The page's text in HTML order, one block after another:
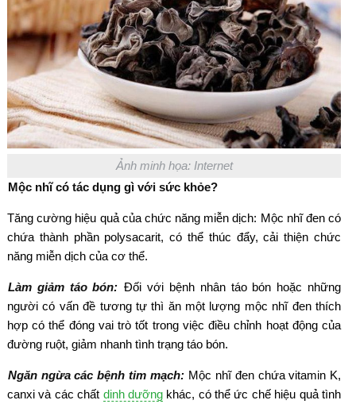
Ảnh minh họa: Internet
Mộc nhĩ có tác dụng gì với sức khỏe?
Tăng cường hiệu quả của chức năng miễn dịch: Mộc nhĩ đen có
chứa thành phần polysacarit, có thể thúc đẩy, cải thiện chức
năng miễn dịch của cơ thể.
Làm giảm táo bón: Đối với bệnh nhân táo bón hoặc những
người có vấn đề tương tự thì ăn một lượng mộc nhĩ đen thích
hợp có thể đóng vai trò tốt trong việc điều chỉnh hoạt động của
đường ruột, giảm nhanh tình trạng táo bón.
Ngăn ngừa các bệnh tim mạch: Mộc nhĩ đen chứa vitamin K,
canxi và các chất dinh dưỡngkhác, có thể ức chế hiệu quả tình